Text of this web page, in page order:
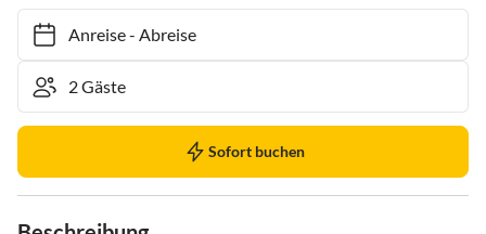
Anreise- Abreise
Sofort buchen